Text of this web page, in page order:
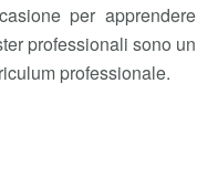
per apprendere
professionali sono un
professionale.